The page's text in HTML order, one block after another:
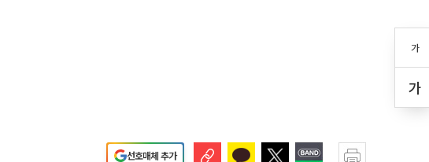
가
가
선호매체 추가